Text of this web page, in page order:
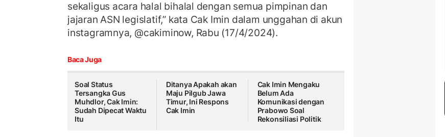
sekaligus acara halal bihalal dengan semua pimpinan dan
jajaran ASN legislatif,” kata Cak Imin dalam unggahan di akun
instagramnya, @cakiminow, Rabu (17/4/2024).
Baca Juga
Soal Status
Tersangka Gus
Muhdlor, Cak Imin:
Sudah Dipecat Waktu
Itu
Ditanya Apakah akan
Maju Pilgub Jawa
Timur, Ini Respons
Cak Imin
Cak Imin Mengaku
Belum Ada
Komunikasi dengan
Prabowo Soal
Rekonsiliasi Politik